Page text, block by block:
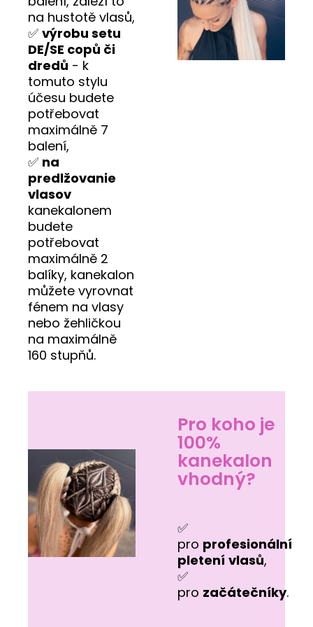
na hustotě vlasů,
✅ výrobu setu
DE/SE copů či
dredů - k
tomuto stylu
účesu budete
potřebovat
maximálně 7
balení,
✅ na
predlžovanie
vlasov
kanekalonem
budete
potřebovat
maximálně 2
balíky, kanekalon
můžete vyrovnat
fénem na vlasy
nebo žehličkou
na maximálně
160 stupňů.
Pro koho je
100%
kanekalon
vhodný?
✅
pro profesionální
pletení vlasů,
✅
pro začátečníky.